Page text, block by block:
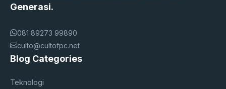
Generasi.
081 89273 99890
culto@cultofpc.net
Blog Categories
Teknologi